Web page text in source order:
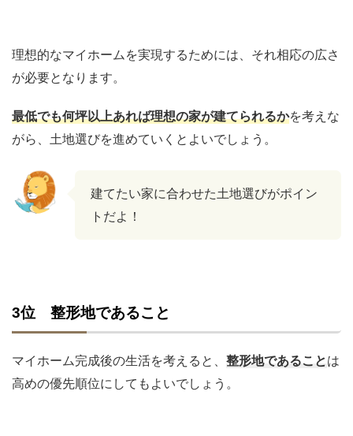
理想的なマイホームを実現するためには、それ相応の広さ
が必要となります。
最低でも何坪以上あれば理想の家が建てられるかを考えな
がら、土地選びを進めていくとよいでしょう。
建てたい家に合わせた土地選びがポイン
トだよ！
3位 整形地であること
マイホーム完成後の生活を考えると、 整形地であることは
高めの優先順位にしてもよいでしょう。